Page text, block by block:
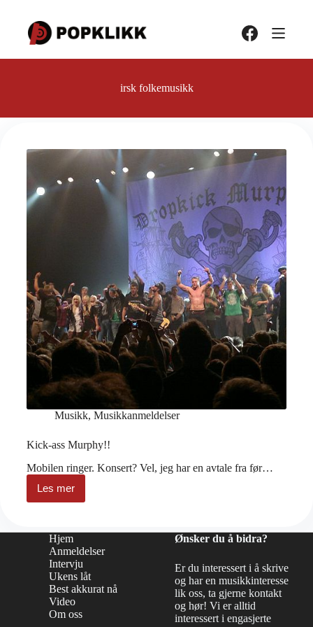
innholdet
irsk folkemusikk
Musikk, Musikkanmeldelser
Kick-ass Murphy!!
Mobilen ringer. Konsert? Vel, jeg har en avtale fra før…
Les mer
Kick-
ass
Hjem
Anmeldelser
Intervju
Ukens låt
Best akkurat nå
Video
Om oss
Ønsker du å bidra?
Er du interessert i å skrive
og har en musikkinteresse
lik oss, ta gjerne kontakt
og hør! Vi er alltid
interessert i engasjerte